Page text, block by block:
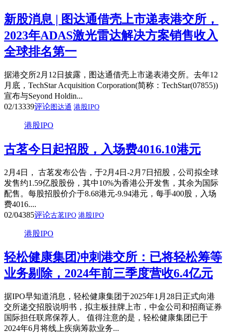
新股消息 | 图达通借壳上市递表港交所，
2023年ADAS激光雷达解决方案销售收入
全球排名第一
据港交所2月12日披露，图达通借壳上市递表港交所。去年12
月底，TechStar Acquisition Corporation(简称：TechStar(07855))
宣布与Seyond Holdin...
02/13339评论图达通 港股IPO
港股IPO
古茗今日起招股，入场费4016.10港元
2月4日， 古茗发布公告，于2月4日-2月7日招股，公司拟全球
发售约1.59亿股股份，其中10%为香港公开发售，其余为国际
配售。每股招股价介于8.68港元-9.94港元，每手400股，入场
费4016....
02/04385评论古茗IPO 港股IPO
港股IPO
轻松健康集团冲刺港交所：已将轻松筹等
业务剔除，2024年前三季度营收6.4亿元
据IPO早知道消息，轻松健康集团于2025年1月28日正式向港
交所递交招股说明书，拟主板挂牌上市，中金公司和招商证券
国际担任联席保荐人。 值得注意的是，轻松健康集团已于
2024年6月将线上疾病筹款业务...